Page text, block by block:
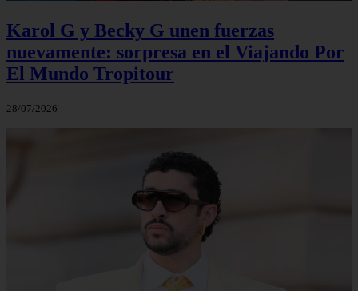
Karol G y Becky G unen fuerzas
nuevamente: sorpresa en el Viajando Por
El Mundo Tropitour
28/07/2026